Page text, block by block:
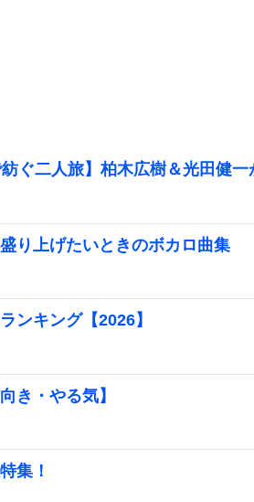
ぐ二人旅】柏木広樹＆光田健
り上げたいときのボカロ曲集
ンキング【2026】
き・やる気】
集！